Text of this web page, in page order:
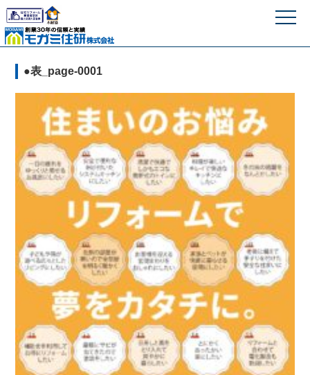
モガミ住研株式
●表_page-0001